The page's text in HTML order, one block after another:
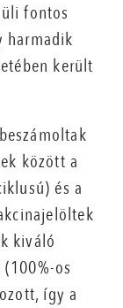
fontos
harmadik
került
között a
és a
kiváló
os
így a